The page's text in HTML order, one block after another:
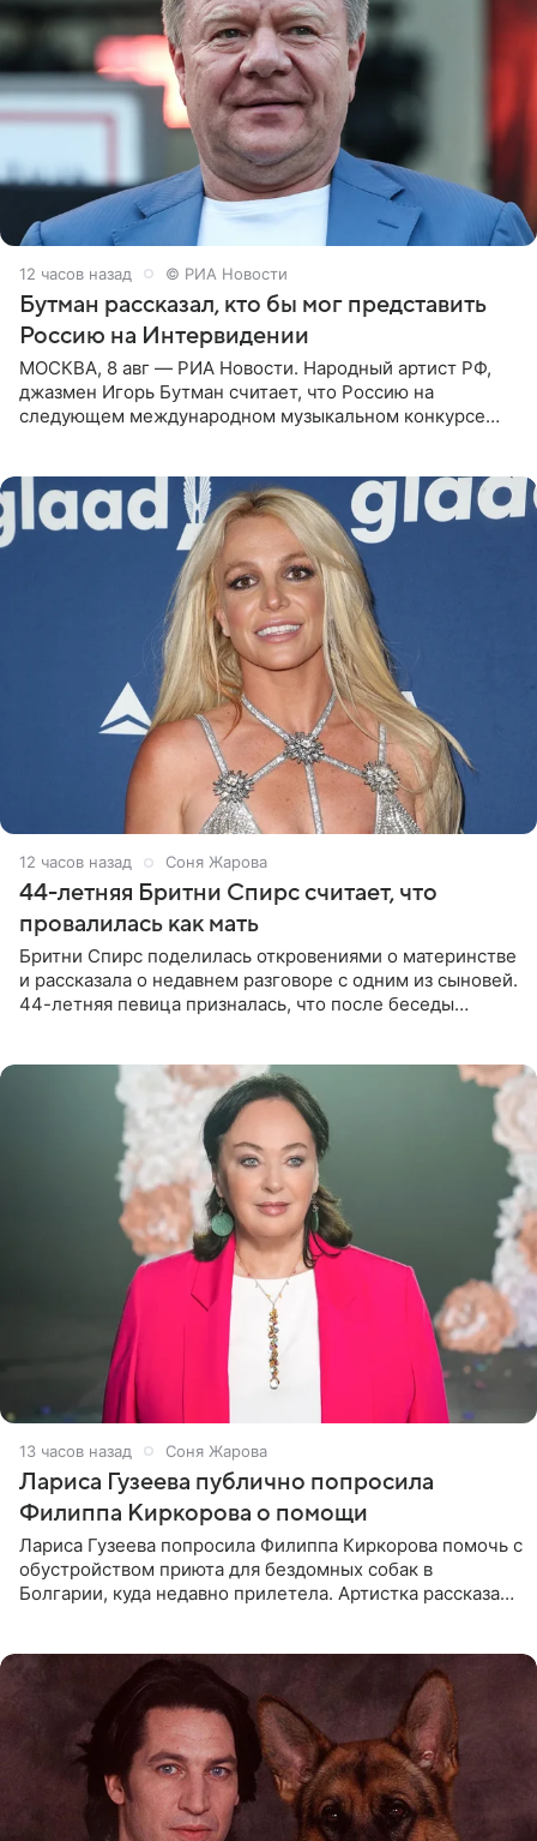
12 часов назад © РИА Новости
Бутман рассказал, кто бы мог представить
Россию на Интервидении
МОСКВА, 8 авг — РИА Новости. Народный артист РФ,
джазмен Игорь Бутман считает, что Россию на
следующем международном музыкальном конкурсе
12 часов назад Соня Жарова
44-летняя Бритни Спирс считает, что
провалилась как мать
Бритни Спирс поделилась откровениями о материнстве
и рассказала о недавнем разговоре с одним из сыновей.
44-летняя певица призналась, что после беседы
13 часов назад Соня Жарова
Лариса Гузеева публично попросила
Филиппа Киркорова о помощи
Лариса Гузеева попросила Филиппа Киркорова помочь с
обустройством приюта для бездомных собак в
Болгарии, куда недавно прилетела. Артистка рассказала